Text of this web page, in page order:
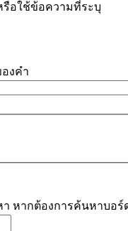
อใช้ข้อความที่ระบุ
งคำ
หากต้องการค้นหาบอ